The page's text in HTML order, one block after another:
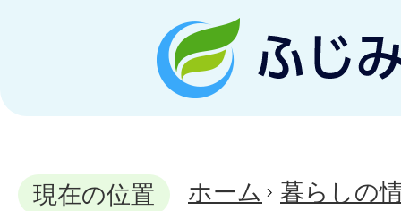
現在の位置 ホーム 暮らしの